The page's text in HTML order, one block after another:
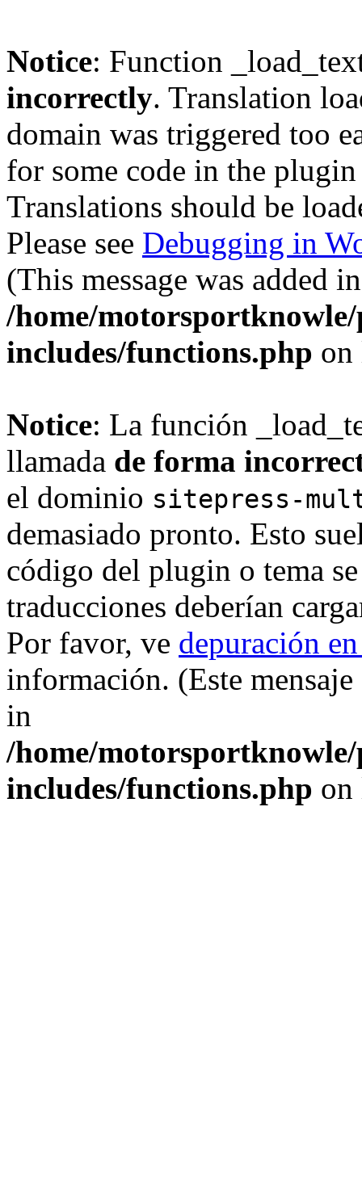
Notice: Function
incorrectly. Translation
domain was triggered too
for some code in the
Translations should be
Please see Debugging in
(This message was added
/home/
includes/functions.php
Notice: La función
llamada de forma
el dominio sitepress-
demasiado pronto. Esto
código del plugin o tema
traducciones deberían
Por favor, ve depuración
información. (Este
in
/home/
includes/functions.php